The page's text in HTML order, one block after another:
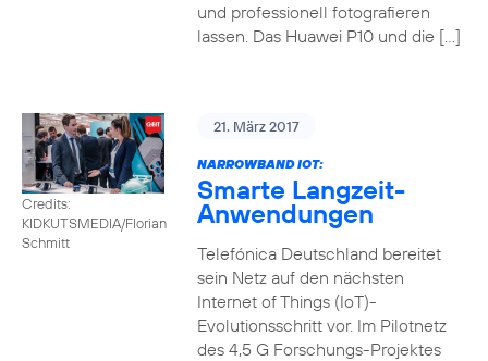
und professionell fotografieren
lassen. Das Huawei P10 und die […]
Credits:
KIDKUTSMEDIA/Florian
Schmitt
21. März 2017
NARROWBAND IOT:
Smarte Langzeit-
Anwendungen
Telefónica Deutschland bereitet
sein Netz auf den nächsten
Internet of Things (IoT)-
Evolutionsschritt vor. Im Pilotnetz
des 4,5 G Forschungs-Projektes